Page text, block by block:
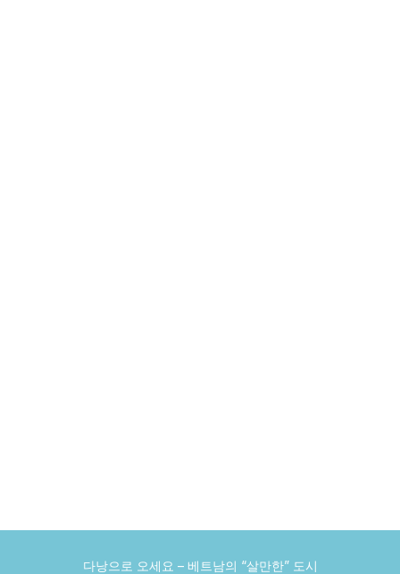
다낭으로 오세요 – 베트남의 “살만한” 도시